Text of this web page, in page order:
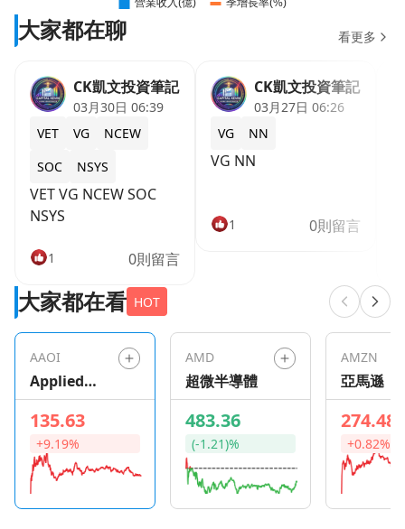
大家都在聊 看更多
CK凱文投資筆記
03月30日 06:39
VET
VG
NCEW
SOC
NSYS
VET VG NCEW SOC
NSYS
1 0則留言
CK凱文投資筆記
03月27日 06:26
VG
NN
VG NN
1 0則留言
大家都在看 HOT
AAOI
Applied
Optoelectro
nics
135.63
+9.19%
AMD
超微半導體
483.36
(-1.21)%
AMZN
亞馬遜
274.48
+0.82%